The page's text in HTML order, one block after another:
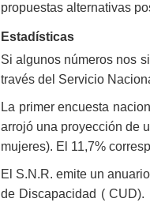
propuestas alternativas
Estadísticas
Si algunos números nos
través del Servicio
La primer encuesta
arrojó una proyección de
mujeres). El 11,7%
El S.N.R. emite un
de Discapacidad ( CUD).